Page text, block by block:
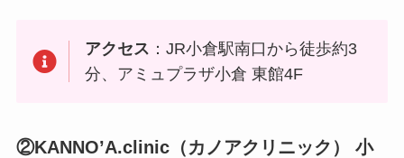
アクセス ：JR小倉駅南口から徒歩約3
分、アミュプラザ小倉 東館4F
②KANNO’A.clinic（カノアクリニック） 小